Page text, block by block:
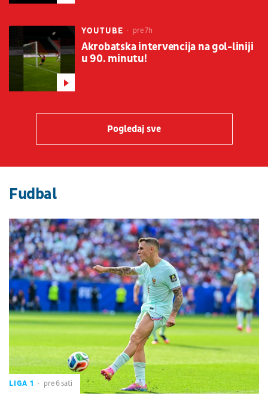
YOUTUBE pre 7h
Akrobatska intervencija na gol-liniji
u 90. minutu!
Pogledaj sve
Fudbal
LIGA 1 pre 6 sati